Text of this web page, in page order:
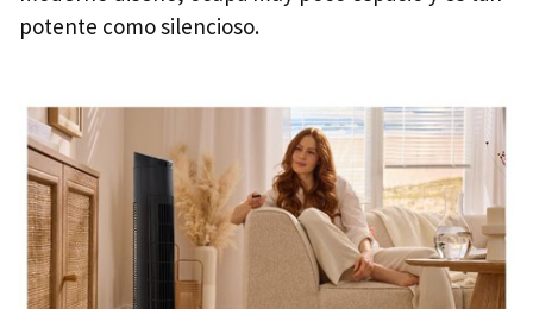
potente como silencioso.